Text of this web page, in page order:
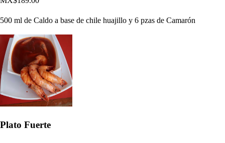
500 ml de Caldo a base de chile huajillo y 6 pzas de Camarón
Plato Fuerte